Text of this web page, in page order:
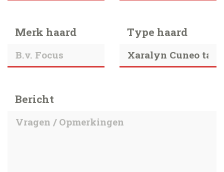
Merk haard Type haard
Bericht